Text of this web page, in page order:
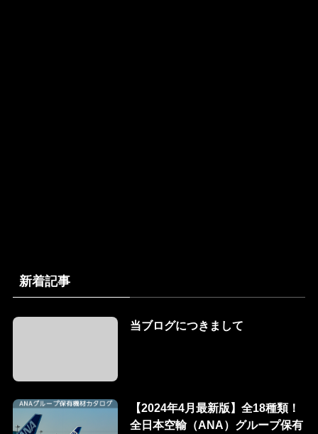
新着記事
当ブログにつきまして
【2024年4月最新版】全18種類！
全日本空輸（ANA）グループ保有